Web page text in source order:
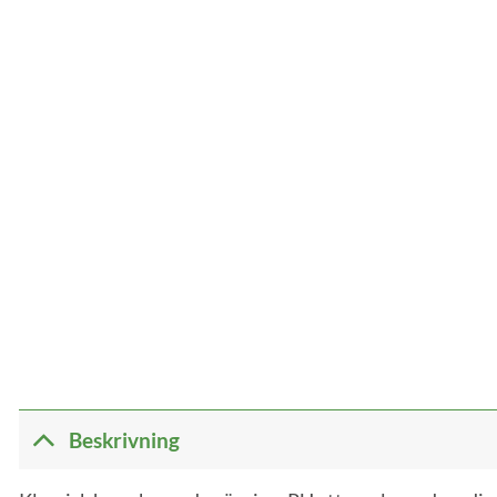
Beskrivning